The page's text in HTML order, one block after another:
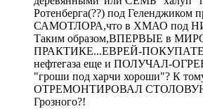
Ротенберга(??) под
САМОТЛОРА,что в ХМАО под
Таким образом,ВПЕРВЫЕ в
ПРАКТИКЕ...ЕВРЕЙ-
нефтегаза еще и ПОЛУЧАЛ-
"гроши под харчи хороши"? К
ОТРЕМОНТИРОВАЛ
Грозного?!